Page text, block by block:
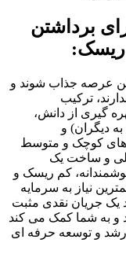
برداشتن
ریسک:
عرصه جذاب شوند و
ترکیب
گیری از دانش،
دیگران) و
های کوچک و متوسط
و ساخت یک
کم ریسک و
نیاز به سرمایه
یک جریان نقدی مثبت
و به شما کمک می کند
رشد و توسعه حرفه ای